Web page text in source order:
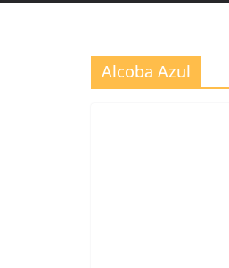
Alcoba Azul